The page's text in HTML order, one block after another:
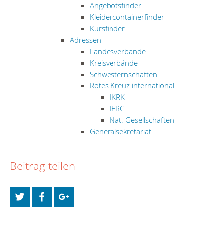
Angebotsfinder
Kleidercontainerfinder
Kursfinder
Adressen
Landesverbände
Kreisverbände
Schwesternschaften
Rotes Kreuz international
IKRK
IFRC
Nat. Gesellschaften
Generalsekretariat
Beitrag teilen